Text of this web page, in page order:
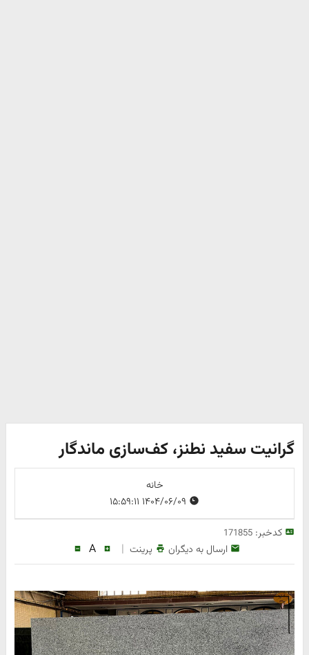
گرانیت سفید نطنز، کف‌سازی ماندگار
خانه
کدخبر:171855
ارسال به دیگران پرینت |
A